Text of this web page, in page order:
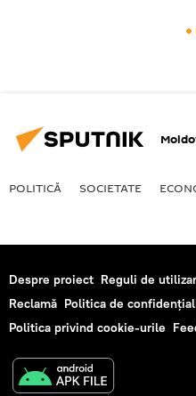
POLITICĂ SOCIETATE
Despre proiect Reguli de
Reclamă Politica de
Politica privind cookie-urile